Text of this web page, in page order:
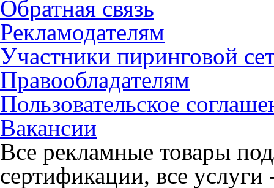
Обратная связь
Рекламодателям
Участники пиринговой
Правообладателям
Пользовательское
Вакансии
Все рекламные товары
сертификации, все